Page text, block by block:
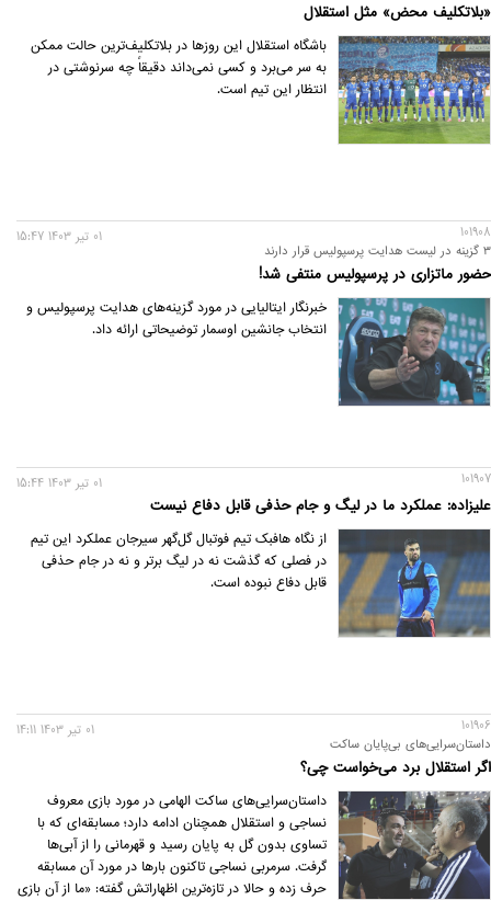
«بلاتکلیف محض» مثل استقلال
باشگاه استقلال این روزها در بلاتکلیف‌ترین حالت ممکن
به سر می‌برد و کسی نمی‌داند دقیقاً چه سرنوشتی در
انتظار این تیم است.
101908
۳ گزینه در لیست هدایت پرسپولیس قرار دارند
حضور ماتزاری در پرسپولیس منتفی شد!
01 تير 1403 15:47
خبرنگار ایتالیایی در مورد گزینه‌های هدایت پرسپولیس و
انتخاب جانشین اوسمار توضیحاتی ارائه داد.
101907
علیزاده: عملکرد ما در لیگ و جام حذفی قابل دفاع نیست
01 تير 1403 15:44
از نگاه هافبک تیم فوتبال گل‌گهر سیرجان عملکرد این تیم
در فصلی که گذشت نه در لیگ برتر و نه در جام حذفی
قابل دفاع نبوده است.
101906
داستان‌سرایی‌های بی‌پایان ساکت
اگر استقلال برد می‌خواست چی؟
01 تير 1403 14:11
داستان‌سرایی‌های ساکت الهامی در مورد بازی معروف
نساجی و استقلال همچنان ادامه دارد؛ مسابقه‌ای که با
تساوی بدون گل به پایان رسید و قهرمانی را از آبی‌ها
گرفت. سرمربی نساجی تا‌کنون بارها در مورد آن مسابقه
حرف زده و حالا در تازه‌ترین اظهاراتش گفته: «ما از آن بازی